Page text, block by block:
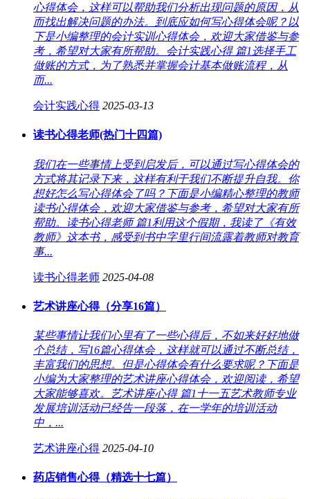
心得体会，这样可以帮助我们分析出现问题的原因，从
而找出解决问题的办法。到底应如何写心得体会呢？以
下是小编整理的会计实训心得体会，欢迎大家借鉴与参
考，希望对大家有所帮助。会计实践心得 篇1选择手工
做账的方式，为了熟悉并掌握会计基本做账流程，从
而...
会计实践心得 2025-03-13
读书心得老师(热门十四篇)
我们在一些事情上受到启发后，可以通过写心得体会的
方式将其记录下来，这样有利于我们不断提升自我。你
想好怎么写心得体会了吗？下面是小编精心整理的教师
读书心得体会，欢迎大家借鉴与参考，希望对大家有所
帮助。读书心得老师 篇1利用这个假期，我读了《有效
教师》这本书，感受到书中字里行间流露着教师对教育
事...
读书心得老师 2025-04-08
艺术讲座心得（分享16篇）
某些事情让我们心里有了一些心得后，不如来好好地做
个总结，写16篇心得体会，这样就可以通过不断总结，
丰富我们的思想。但是心得体会有什么要求呢？下面是
小编为大家整理的艺术讲座心得体会，欢迎阅读，希望
大家能够喜欢。艺术讲座心得 篇1十一五艺术教师专业
发展培训活动已经告一段落，在一学年的培训活动
中，...
艺术讲座心得 2025-04-10
药店销售心得（精选十七篇）